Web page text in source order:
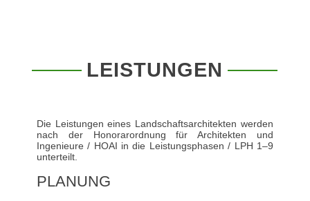
LEISTUNGEN
Die Leistungen eines Landschaftsarchitekten werden
nach der Honorarordnung für Architekten und
Ingenieure / HOAI in die Leistungsphasen / LPH 1–9
unterteilt.
PLANUNG